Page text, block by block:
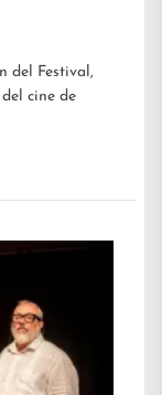
del Festival,
cine de